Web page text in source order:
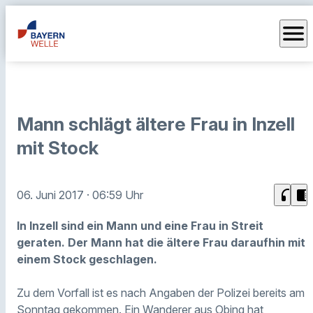
menu
Mann schlägt ältere Frau in Inzell
mit Stock
06. Juni 2017 · 06:59 Uhr headphones chrome_reader_mode
In Inzell sind ein Mann und eine Frau in Streit
geraten. Der Mann hat die ältere Frau daraufhin mit
einem Stock geschlagen.
Zu dem Vorfall ist es nach Angaben der Polizei bereits am
Sonntag gekommen. Ein Wanderer aus Obing hat